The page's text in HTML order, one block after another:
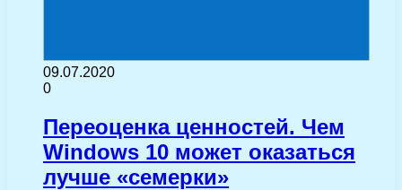
09.07.2020
0
Переоценка ценностей. Чем
Windows 10 может оказаться
лучше «семерки»